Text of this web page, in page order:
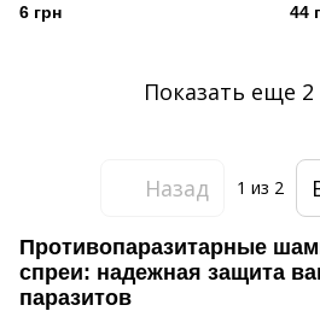
6 грн 44
Показать еще 2
Назад 1 из 2
Противопаразитарные
спреи: надежная защита
паразитов